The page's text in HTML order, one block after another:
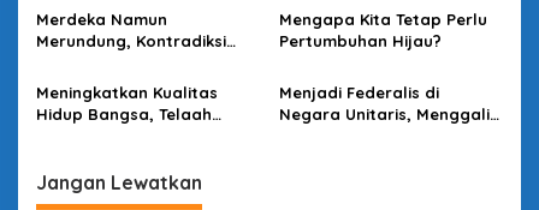
o
s
Piece sebagai Gejala Sosial
Merdeka Namun
Merundung, Kontradiksi
Mengapa Kita Tetap Perlu
Pertumbuhan Hijau?
Meningkatkan Kualitas
Hidup Bangsa, Telaah
Menjadi Federalis di
Negara Unitaris, Menggali
Jangan Lewatkan